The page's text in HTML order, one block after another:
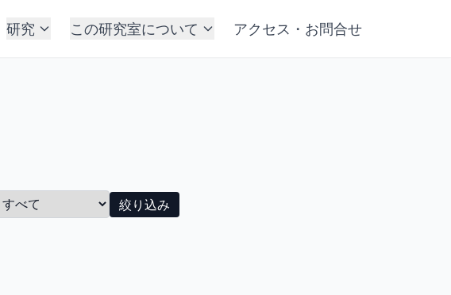
研究 この研究室について アクセス・お問合せ
絞り込み